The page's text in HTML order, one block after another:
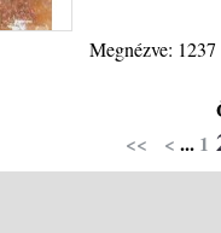
Megnézve:
<<
< ... 1